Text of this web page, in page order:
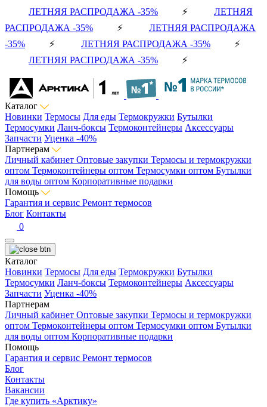
ЛЕТНЯЯ РАСПРОДАЖА -35% ⚡ ЛЕТНЯЯ
РАСПРОДАЖА -35% ⚡ ЛЕТНЯЯ РАСПРОДАЖА
-35% ⚡ ЛЕТНЯЯ РАСПРОДАЖА -35% ⚡
ЛЕТНЯЯ РАСПРОДАЖА -35% ⚡
Каталог
Новинки Термосы Для еды Термокружки Бутылки
Термосумки Ланч-боксы Термоконтейнеры Аксессуары
Запчасти Уценка -40%
Партнерам
Личный кабинет Оптовые закупки Термосы и термокружки
оптом Термоконтейнеры оптом Термосумки оптом Бутылки
для воды оптом Корпоративные подарки
Помощь
Гарантия и сервис Ремонт термосов
Блог Контакты
0
Каталог
Новинки Термосы Для еды Термокружки Бутылки
Термосумки Ланч-боксы Термоконтейнеры Аксессуары
Запчасти Уценка -40%
Партнерам
Личный кабинет Оптовые закупки Термосы и термокружки
оптом Термоконтейнеры оптом Термосумки оптом Бутылки
для воды оптом Корпоративные подарки
Помощь
Гарантия и сервис Ремонт термосов
Блог
Контакты
Вакансии
Где купить «Арктику»